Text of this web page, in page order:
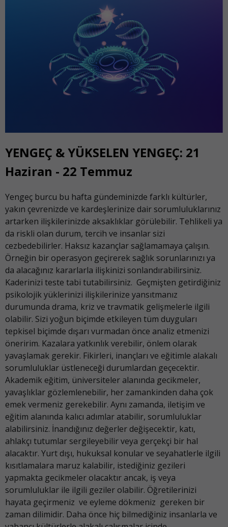
YENGEÇ & YÜKSELEN YENGEÇ: 21
Haziran - 22 Temmuz
Yengeç burcu bu hafta gündeminizde farklı kültürler,
yakın çevrenizde ve kardeşlerinize dair sorumluluklarınız
artarken ilişkilerinizde aksaklıklar görülebilir. Tehlikeli ya
da riskli olan durum, tercih ve insanlar sizi
cezbedebilirler. Haksız kazançlar sağlamamaya çalışın.
Örneğin bir operasyon geçirerek sağlık sorunlarınızı ya
da alacağınız kararlarla ilişkinizi sonlandırabilirsiniz.
Kaderinizi teste tabi tutabilirsiniz. Geçmişten getirdiğiniz
psikolojik yüklerinizi ilişkilerinize yansıtmanız
durumunda drama, kriz ve travmatik gelişmelerle ilgili
olabilir. Sizi yoğun biçimde etkileyen tüm duyguları
tepkisel biçimde dışarı vurmadan önce analiz etmenizi
öneririm. Kazalara yatkınlık verebilir, önlem olarak
yavaşlamak gerekir. Fikirleri, inançları ve eğitimle alakalı
sorumluluklar üstleneceği durumlardan geçecektir.
Akademik eğitim, üniversiteler alanında gecikmeler,
yavaşlıklar gözlemlenebilir, her zamankinden daha çok
emek vermeniz gerekebilir. Aynı zamanda, iletişim ve
eğitim alanında kalıcı adımlar atabilir, sorumluluklar
alabilirsiniz. İnandığınız değerler değişecektir, katı,
ahlakçı tutumlar sergileyebilir veya gerçekçi bir hal
alacaktır. Yurt dışı, hukuksal konular ve seyahatlerle ilgili
kısıtlamalara maruz kalabilir, istediğiniz gezileri
yapmakta gecikmeler olacaktır ancak, iş veya
sorumluluklar ile ilgili geziler olabilir. Öğretilerinizi
hayata geçirmeniz ve eyleme dökmeniz gereken bir
zaman dilimidir. Daha önce hiç bilmediğiniz insanlarla ve